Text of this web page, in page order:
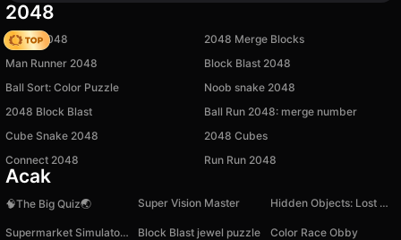
2048
Snake 2048
2048 Merge Blocks
Man Runner 2048
Block Blast 2048
Ball Sort: Color Puzzle
Noob snake 2048
2048 Block Blast
Ball Run 2048: merge number
Cube Snake 2048
2048 Cubes
Connect 2048
Run Run 2048
Acak
🧠The Big Quiz🌏 Super Vision Master Hidden Objects: Lost City
Supermarket Simulator: Desert Block Blast jewel puzzle
Color Race Obby